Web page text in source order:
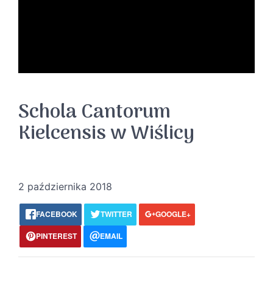
Schola Cantorum
Kielcensis w Wiślicy
2 października 2018
FACEBOOK TWITTER
GOOGLE+
PINTEREST
EMAIL